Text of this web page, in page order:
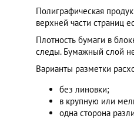
Полиграфическая
верхней части страниц
Плотность бумаги в
следы. Бумажный слой
Варианты разметки
без линовки;
в крупную или
одна сторона